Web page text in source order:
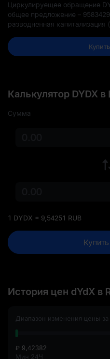
Циркулируещее обращение
общее предложение –
разводненная капитализация
Калькулятор DYDX в
Сумма
1 DYDX = 9,54251 RUB
История цен dYdX в
Диапазон изменения цены за
₽ 9,42382
Мин 24Ч